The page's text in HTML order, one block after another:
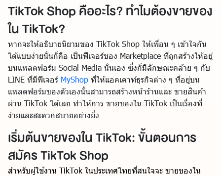
TikTok Shop คืออะไร? ทำไมต้องขายของ
ใน TikTok?
หากจะให้อธิบายนิยามของ TikTok Shop ให้เพื่อน ๆ เข้าใจกัน
ได้แบบง่ายนั่นก็คือ เป็นฟีเจอร์ของ Marketplace ที่ถูกสร้างให้อยู่
บนแพลตฟอร์ม Social Media นั่นเอง ซึ่งก็มีลักษณะคล้าย ๆ กับ
LINE ที่มีฟีเจอร์ MyShop ที่ให้แอคเคาท์ธุรกิจต่าง ๆ ที่อยู่บน
แพลตฟอร์มของตัวเองนั้นสามารถสร้างหน้าร้านและ ขายสินค้า
ผ่าน TikTok ได้เลย ทำให้การ ขายของใน TikTok เป็นเรื่องที่
ง่ายและสะดวกสบายอย่างยิ่ง
เริ่มต้นขายของใน TikTok: ขั้นตอนการ
สมัคร TikTok Shop
สำหรับผู้ใช้งาน TikTok ในประเทศไทยที่สนใจจะ ขายของใน